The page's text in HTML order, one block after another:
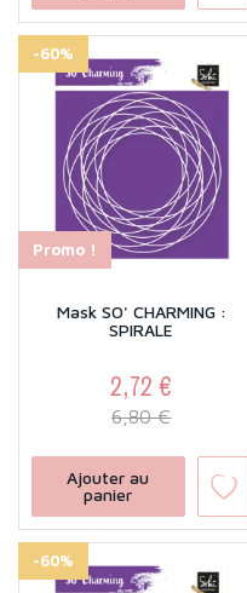
Promo !
-60%
Mask SO' CHARMING :
SPIRALE
Prix
2,72 €
Prix de base
6,80 €
Ajouter au
panier
-60%